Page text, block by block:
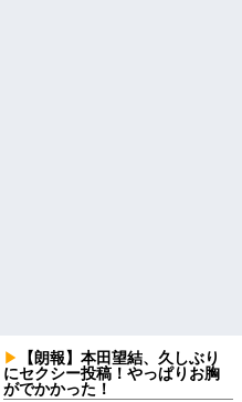
【朗報】本田望結、久しぶり
にセクシー投稿！やっぱりお胸
がでかかった！